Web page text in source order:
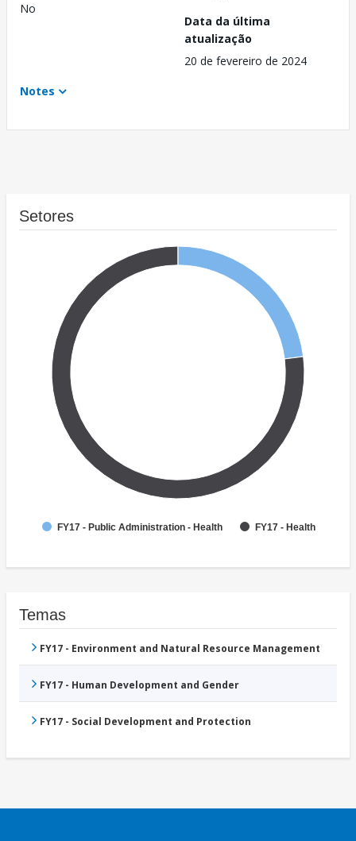
No
Data da última
atualização
20 de fevereiro de 2024
Notes
Setores
FY17 - Public Administration - Health FY17 - Health
Temas
FY17 - Environment and Natural Resource Management
FY17 - Human Development and Gender
FY17 - Social Development and Protection